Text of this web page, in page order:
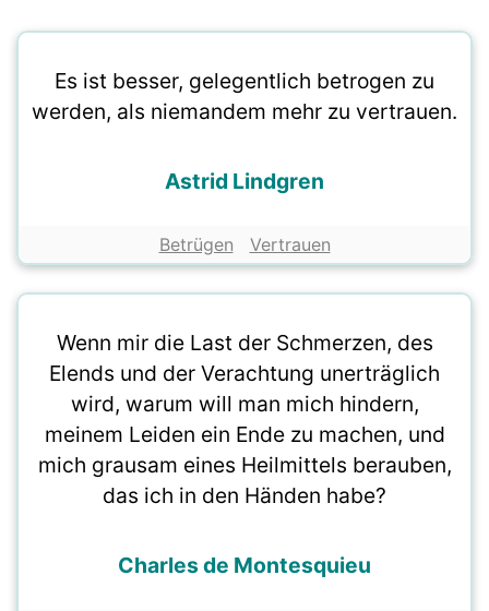
Es ist besser, gelegentlich betrogen zu
werden, als niemandem mehr zu vertrauen.
Astrid Lindgren
Betrügen Vertrauen
Wenn mir die Last der Schmerzen, des
Elends und der Verachtung unerträglich
wird, warum will man mich hindern,
meinem Leiden ein Ende zu machen, und
mich grausam eines Heilmittels berauben,
das ich in den Händen habe?
Charles de Montesquieu